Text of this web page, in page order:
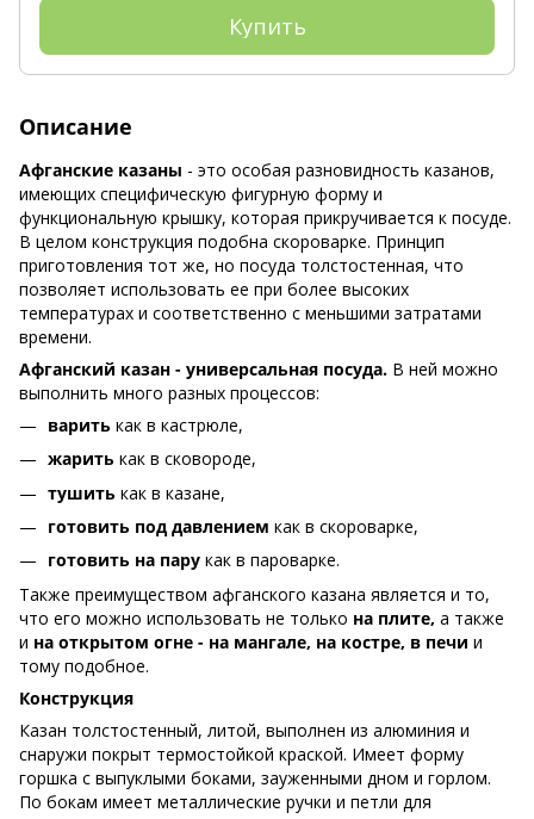
Купить
Описание
Афганские казаны - это особая разновидность казанов,
имеющих специфическую фигурную форму и
функциональную крышку, которая прикручивается к посуде.
В целом конструкция подобна скороварке. Принцип
приготовления тот же, но посуда толстостенная, что
позволяет использовать ее при более высоких
температурах и соответственно с меньшими затратами
времени.
Афганский казан - универсальная посуда. В ней можно
выполнить много разных процессов:
варить как в кастрюле,
жарить как в сковороде,
тушить как в казане,
готовить под давлением как в скороварке,
готовить на пару как в пароварке.
Также преимуществом афганского казана является и то,
что его можно использовать не только на плите, а также
и на открытом огне - на мангале, на костре, в печи и
тому подобное.
Конструкция
Казан толстостенный, литой, выполнен из алюминия и
снаружи покрыт термостойкой краской. Имеет форму
горшка с выпуклыми боками, зауженными дном и горлом.
По бокам имеет металлические ручки и петли для